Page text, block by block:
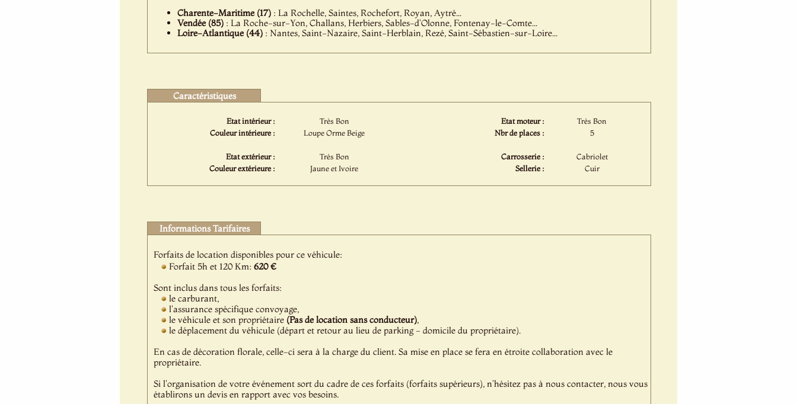
Charente-Maritime (17): La Rochelle, Saintes, Rochefort, Royan, Aytré...
Vendée (85): La Roche-sur-Yon, Challans, Herbiers, Sables-d'Olonne, Fontenay-le-Comte...
Loire-Atlantique (44): Nantes, Saint-Nazaire, Saint-Herblain, Rezé, Saint-Sébastien-sur-Loire...
Caractéristiques
Etat intérieur :
Très Bon
Couleur intérieure :
Loupe Orme Beige
Etat extérieur :
Très Bon
Couleur extérieure :
Jaune et Ivoire
Etat moteur :
Très Bon
Nbr de places :
5
Carrosserie :
Cabriolet
Sellerie :
Cuir
Informations Tarifaires
Forfaits de location disponibles pour ce véhicule:
Forfait 5h et 120 Km: 620 €
Sont inclus dans tous les forfaits:
le carburant,
l'assurance spécifique convoyage,
le véhicule et son propriétaire (Pas de location sans conducteur),
le déplacement du véhicule (départ et retour au lieu de parking - domicile du propriétaire).
En cas de décoration florale, celle-ci sera à la charge du client. Sa mise en place se fera en étroite collaboration avec le
propriétaire.
Si l'organisation de votre événement sort du cadre de ces forfaits (forfaits supérieurs), n'hésitez pas à nous contacter, nous vous
établirons un devis en rapport avec vos besoins.